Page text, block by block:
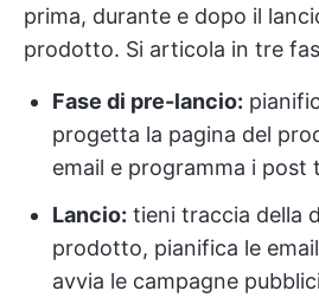
prima, durante e dopo il
prodotto. Si articola in tre
Fase di pre-lancio:
progetta la pagina del
email e programma i post
Lancio: tieni traccia della
prodotto, pianifica le
avvia le campagne